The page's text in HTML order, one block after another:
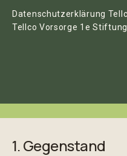
Datenschutzerklärung
Tellco Vorsorge 1e Stiftung
1. Gegenstand